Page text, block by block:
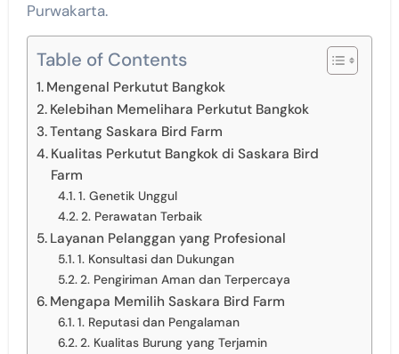
Purwakarta.
Table of Contents
Mengenal Perkutut Bangkok
Kelebihan Memelihara Perkutut Bangkok
Tentang Saskara Bird Farm
Kualitas Perkutut Bangkok di Saskara Bird
Farm
1. Genetik Unggul
2. Perawatan Terbaik
Layanan Pelanggan yang Profesional
1. Konsultasi dan Dukungan
2. Pengiriman Aman dan Terpercaya
Mengapa Memilih Saskara Bird Farm
1. Reputasi dan Pengalaman
2. Kualitas Burung yang Terjamin